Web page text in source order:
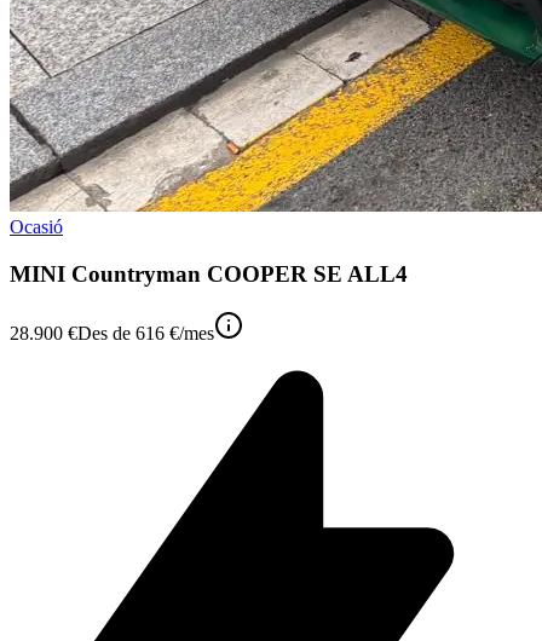
Ocasió
MINI Countryman COOPER SE ALL4
28.900 €Des de 616 €/mes